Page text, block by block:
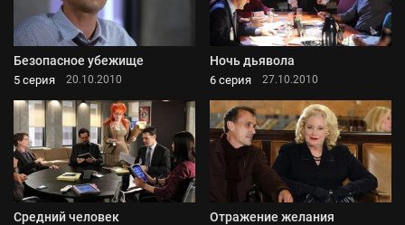
Безопасное убежище
5 серия 20.10.2010
Ночь дьявола
6 серия 27.10.2010
Средний человек Отражение желания